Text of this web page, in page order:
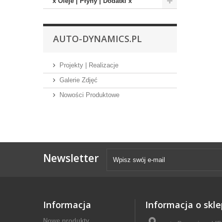
AUTO-DYNAMICS.PL
Projekty | Realizacje
Galerie Zdjęć
Nowości Produktowe
Newsletter
Informacja Informacja o